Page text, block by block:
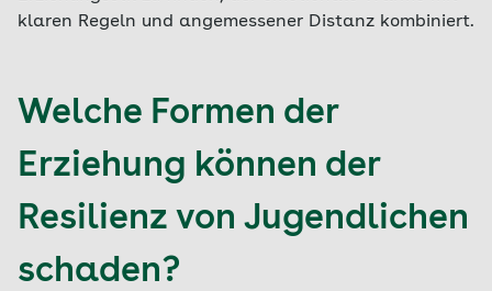
klaren Regeln und angemessener Distanz kombiniert.
Welche Formen der
Erziehung können der
Resilienz von Jugendlichen
schaden?